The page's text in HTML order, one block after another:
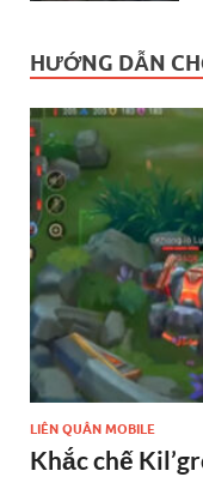
HƯỚNG DẪN
LIÊN QUÂN MOBILE
Khắc chế